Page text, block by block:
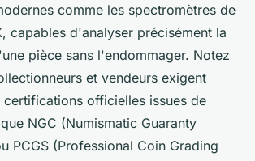
comme les spectromètres de
capables d'analyser précisément la
pièce sans l'endommager. Notez
et vendeurs exigent
certifications officielles issues de
NGC (Numismatic Guaranty
PCGS (Professional Coin Grading